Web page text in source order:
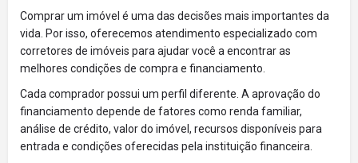
Comprar um imóvel é uma das decisões mais importantes da
vida. Por isso, oferecemos atendimento especializado com
corretores de imóveis para ajudar você a encontrar as
melhores condições de compra e financiamento.
Cada comprador possui um perfil diferente. A aprovação do
financiamento depende de fatores como renda familiar,
análise de crédito, valor do imóvel, recursos disponíveis para
entrada e condições oferecidas pela instituição financeira.